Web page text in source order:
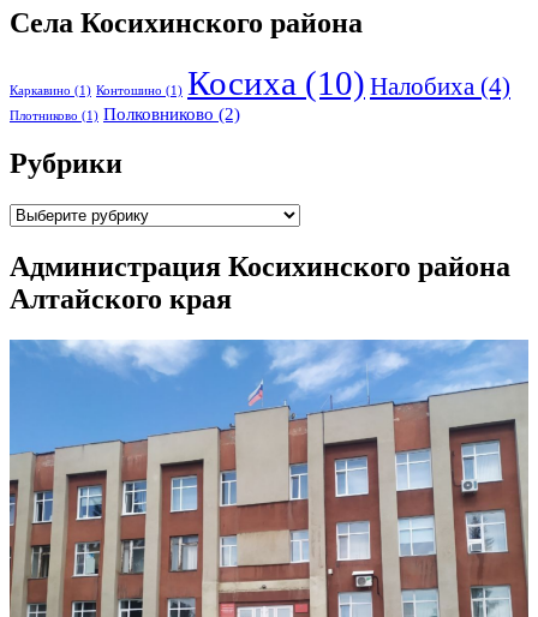
Села Косихинского района
Каркавино (1) Контошино (1) Косиха (10) Налобиха (4)
Плотниково (1) Полковниково (2)
Рубрики
Рубрики
Администрация Косихинского района
Алтайского края